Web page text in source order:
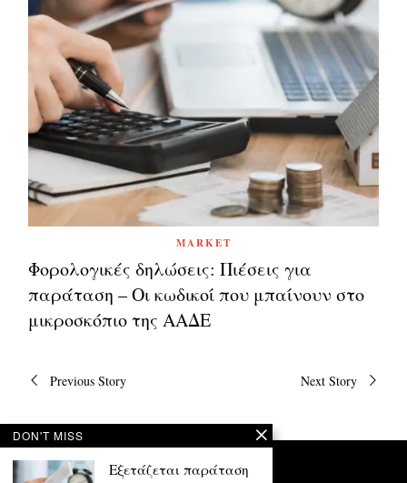
MARKET
Φορολογικές δηλώσεις: Πιέσεις για
παράταση – Οι κωδικοί που μπαίνουν στο
μικροσκόπιο της ΑΑΔΕ
Πλοήγηση
Previous Story Next Story
DON'T MISS
Εξετάζεται παράταση